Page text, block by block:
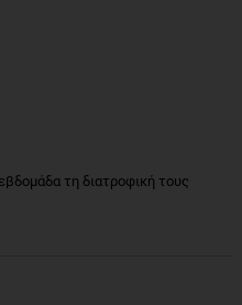
τη διατροφική τους